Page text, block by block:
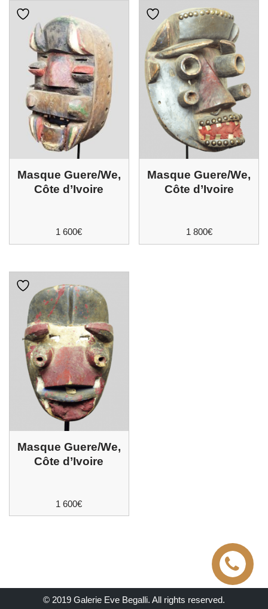
Masque Guere/We,
Côte d’Ivoire
1 600€
Masque Guere/We,
Côte d’Ivoire
1 800€
Masque Guere/We,
Côte d’Ivoire
1 600€
© 2019 Galerie Eve Begalli. All rights reserved.